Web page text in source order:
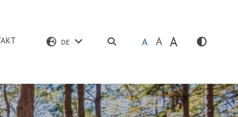
DE SUCHENA A A